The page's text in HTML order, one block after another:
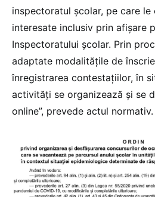
inspectoratul școlar, pe care
interesate inclusiv prin afișare
Inspectoratului școlar. Prin
adaptate modalitățile de
înregistrarea contestațiilor, în
activități se organizează și se
online”, prevede actul normativ.